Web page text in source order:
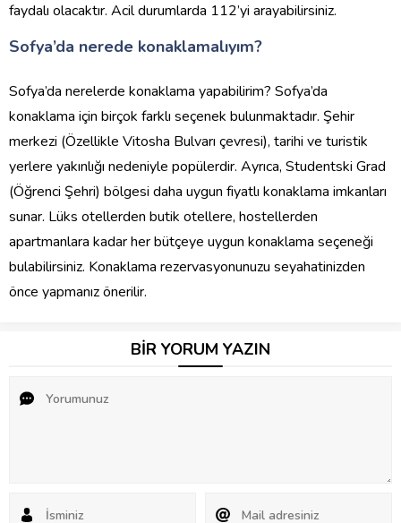
faydalı olacaktır. Acil durumlarda 112’yi arayabilirsiniz.
Sofya’da nerede konaklamalıyım?
Sofya’da nerelerde konaklama yapabilirim? Sofya’da
konaklama için birçok farklı seçenek bulunmaktadır. Şehir
merkezi (Özellikle Vitosha Bulvarı çevresi), tarihi ve turistik
yerlere yakınlığı nedeniyle popülerdir. Ayrıca, Studentski Grad
(Öğrenci Şehri) bölgesi daha uygun fiyatlı konaklama imkanları
sunar. Lüks otellerden butik otellere, hostellerden
apartmanlara kadar her bütçeye uygun konaklama seçeneği
bulabilirsiniz. Konaklama rezervasyonunuzu seyahatinizden
önce yapmanız önerilir.
BİR YORUM YAZIN